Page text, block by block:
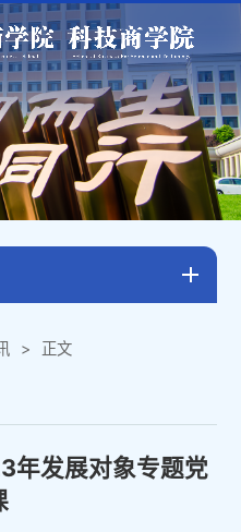
正文
年发展对象专题党